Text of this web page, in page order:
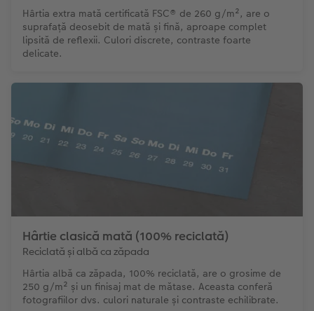
Hârtia extra mată certificată FSC® de 260 g/m², are o
suprafață deosebit de mată și fină, aproape complet
lipsită de reflexii. Culori discrete, contraste foarte
delicate.
Hârtie clasică mată (100% reciclată)
Reciclată și albă ca zăpada
Hârtia albă ca zăpada, 100% reciclată, are o grosime de
250 g/m² și un finisaj mat de mătase. Aceasta conferă
fotografiilor dvs. culori naturale și contraste echilibrate.